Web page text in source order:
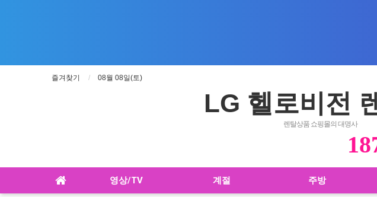
즐겨찾기 08월 08일(토)
LG 헬로비전
렌탈상품 쇼핑몰의 대명사
영상/TV 계절 주방